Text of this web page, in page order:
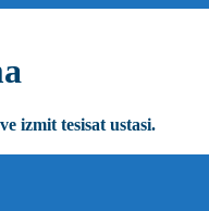
izmit tesisat ustasi.